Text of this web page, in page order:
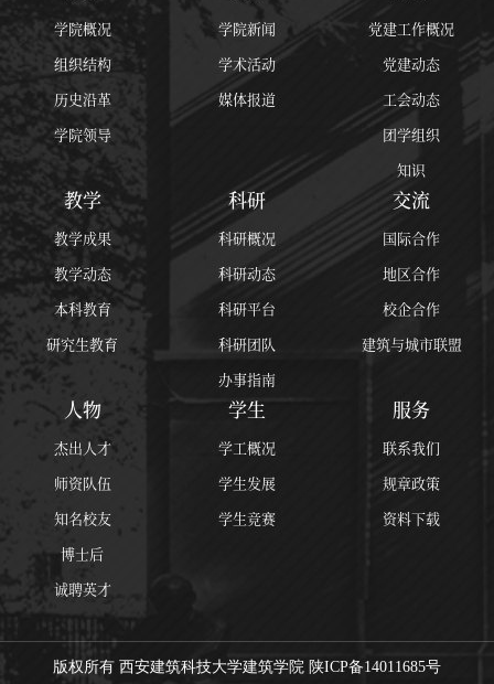
学院概况
组织结构
历史沿革
学院领导
学院新闻
学术活动
媒体报道
党建工作概况
党建动态
工会动态
团学组织
知识
教学
教学成果
教学动态
本科教育
研究生教育
科研
科研概况
科研动态
科研平台
科研团队
办事指南
交流
国际合作
地区合作
校企合作
建筑与城市联盟
人物
杰出人才
师资队伍
知名校友
博士后
诚聘英才
学生
学工概况
学生发展
学生竞赛
服务
联系我们
规章政策
资料下载
版权所有 西安建筑科技大学建筑学院 陕ICP备14011685号